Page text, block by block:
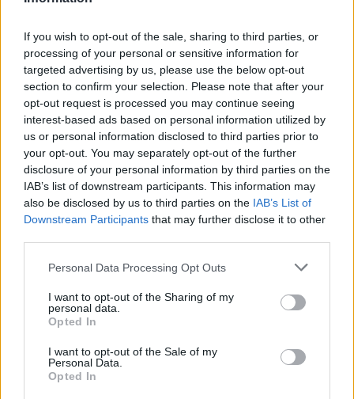
If you wish to opt-out of the sale, sharing to third parties, or
processing of your personal or sensitive information for
targeted advertising by us, please use the below opt-out
section to confirm your selection. Please note that after your
opt-out request is processed you may continue seeing
interest-based ads based on personal information utilized by
us or personal information disclosed to third parties prior to
your opt-out. You may separately opt-out of the further
disclosure of your personal information by third parties on the
IAB’s list of downstream participants. This information may
also be disclosed by us to third parties on the IAB’s List of
Downstream Participants that may further disclose it to other
Personal Data Processing Opt Outs
I want to opt-out of the Sharing of my
personal data.
Opted In
I want to opt-out of the Sale of my
Personal Data.
Opted In
28.07.2026 - 11:18
O Χρήστος Φερεντίνος και η Κατερίνα
Καραβάτου στο «Στούντιο 4» της ΕΡΤ
03.08.2026 - 11:13